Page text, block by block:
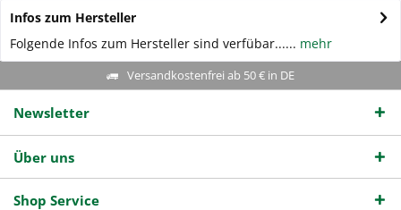
Infos zum Hersteller
Folgende Infos zum Hersteller sind verfübar...... mehr
Versandkostenfrei ab 50 € in DE
Newsletter
Über uns
Shop Service